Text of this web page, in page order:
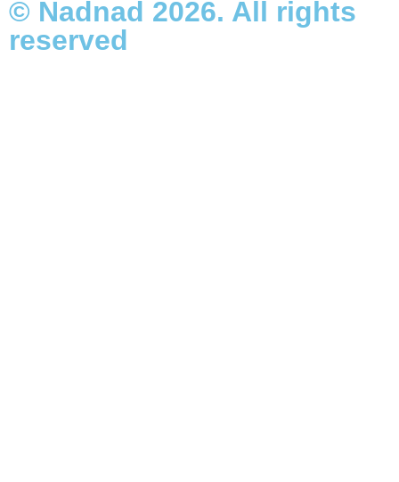
© Nadnad 2026. All rights
reserved